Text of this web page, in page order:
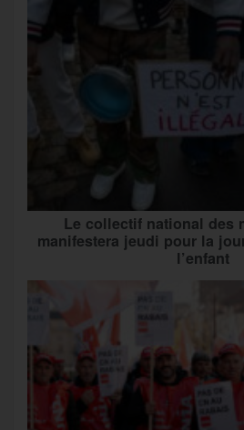
Le collectif national des
manifestera jeudi pour la
l’enfant